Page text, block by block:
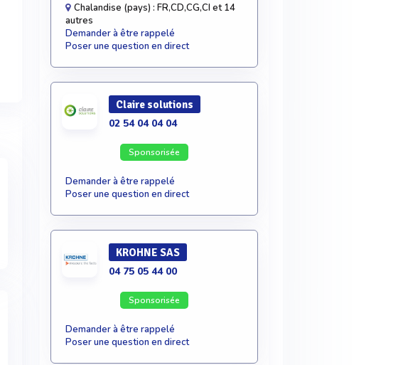
Chalandise (pays) : FR,CD,CG,CI et 14
autres
Demander à être rappelé
Poser une question en direct
Claire solutions
02 54 04 04 04
Sponsorisée
Demander à être rappelé
Poser une question en direct
KROHNE SAS
04 75 05 44 00
Sponsorisée
Demander à être rappelé
Poser une question en direct